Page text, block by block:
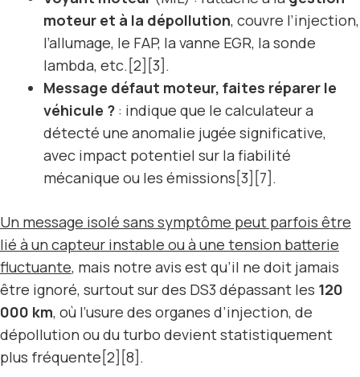
moteur et à la dépollution, couvre l’injection,
l’allumage, le FAP, la vanne EGR, la sonde
lambda, etc.[2][3].
Message défaut moteur, faites réparer le
véhicule ? : indique que le calculateur a
détecté une anomalie jugée significative,
avec impact potentiel sur la fiabilité
mécanique ou les émissions[3][7].
Un message isolé sans symptôme peut parfois être
lié à un capteur instable ou à une tension batterie
fluctuante, mais notre avis est qu’il ne doit jamais
être ignoré, surtout sur des DS3 dépassant les 120
000 km, où l’usure des organes d’injection, de
dépollution ou du turbo devient statistiquement
plus fréquente[2][8].